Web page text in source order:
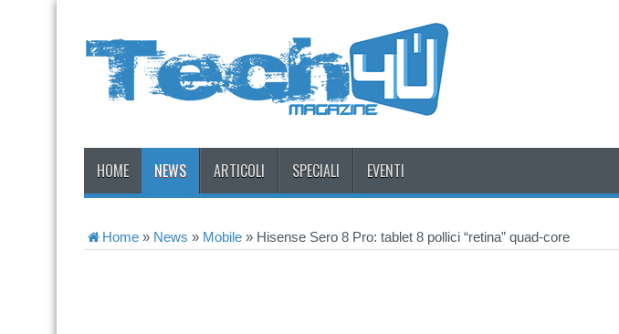
HOME NEWS ARTICOLI SPECIALI EVENTI
Home » News » Mobile » Hisense Sero 8 Pro: tablet 8 pollici “retina” quad-core